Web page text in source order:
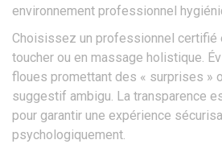
environnement professionnel
Choisissez un professionnel certifié
toucher ou en massage holistique.
floues promettant des « surprises »
suggestif ambigu. La transparence
pour garantir une expérience
psychologiquement.